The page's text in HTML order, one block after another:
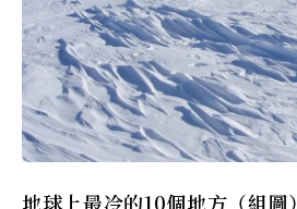
地球上最冷的10個地方（組圖）